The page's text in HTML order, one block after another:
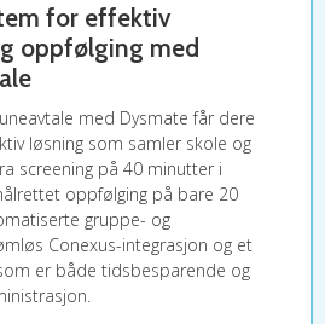
for effektiv
oppfølging med
med Dysmate får dere
løsning som samler skole og
screening på 40 minutter i
oppfølging på bare 20
gruppe- og
Conexus-integrasjon og et
er både tidsbesparende og